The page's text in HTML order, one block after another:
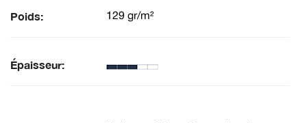
Poids: 129 gr/m²
Épaisseur: